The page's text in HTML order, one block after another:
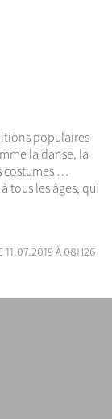
populaires
la danse, la
costumes …
tous les âges, qui
à 08h26